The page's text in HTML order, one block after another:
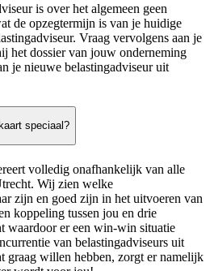
is over het algemeen geen
de opzegtermijn is van je huidige
Vraag vervolgens aan je
het dossier van jouw onderneming
je nieuwe belastingadviseur uit
speciaal?
volledig onafhankelijk van alle
Wij zien welke
zijn en goed zijn in het uitvoeren van
koppeling tussen jou en drie
waardoor er een win-win situatie
van belastingadviseurs uit
graag willen hebben, zorgt er namelijk